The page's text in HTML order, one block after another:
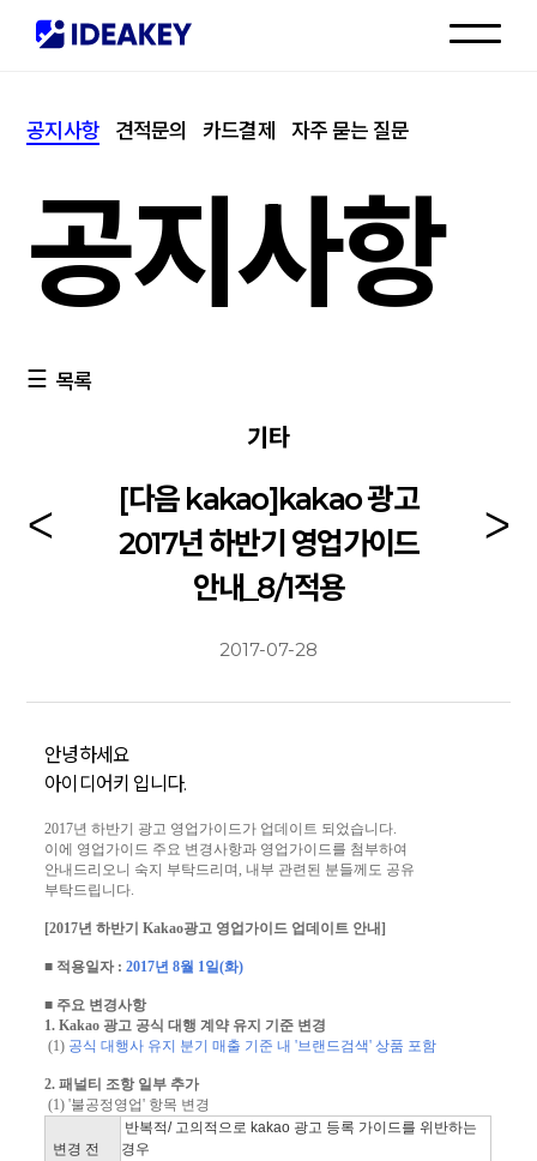
고객센터
공지사항 견적문의 카드결제 자주 묻는 질문
공지사항
목록
기타
[다음 kakao]kakao 광고
2017년 하반기 영업가이드
안내_8/1적용
2017-07-28
안녕하세요
아이디어키 입니다.
2017년 하반기 광고 영업가이드가 업데이트 되었습니다.
이에 영업가이드 주요 변경사항과 영업가이드를 첨부하여
안내드리오니 숙지 부탁드리며, 내부 관련된 분들께도 공유
부탁드립니다.
[2017년 하반기 Kakao광고 영업가이드 업데이트 안내]
■ 적용일자 : 2017년 8월 1일(화)
■ 주요 변경사항
1. Kakao 광고 공식 대행 계약 유지 기준 변경
(1) 공식 대행사 유지 분기 매출 기준 내 '브랜드검색' 상품 포함
2. 패널티 조항 일부 추가
(1) '불공정영업' 항목 변경
변경 전
반복적/ 고의적으로 kakao 광고 등록 가이드를 위반하는
경우